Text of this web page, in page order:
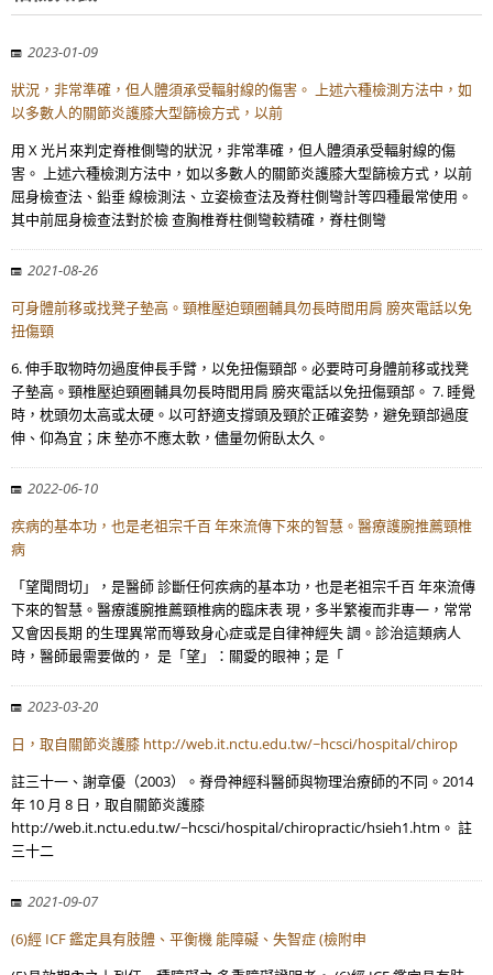
2023-01-09
狀況，非常準確，但人體須承受輻射線的傷害。 上述六種檢測方法中，如
以多數人的關節炎護膝大型篩檢方式，以前
用 X 光片來判定脊椎側彎的狀況，非常準確，但人體須承受輻射線的傷
害。 上述六種檢測方法中，如以多數人的關節炎護膝大型篩檢方式，以前
屈身檢查法、鉛垂 線檢測法、立姿檢查法及脊柱側彎計等四種最常使用。
其中前屈身檢查法對於檢 查胸椎脊柱側彎較精確，脊柱側彎
2021-08-26
可身體前移或找凳子墊高。頸椎壓迫頸圈輔具勿長時間用肩 膀夾電話以免
扭傷頸
6. 伸手取物時勿過度伸長手臂，以免扭傷頸部。必要時可身體前移或找凳
子墊高。頸椎壓迫頸圈輔具勿長時間用肩 膀夾電話以免扭傷頸部。 7. 睡覺
時，枕頭勿太高或太硬。以可舒適支撐頭及頸於正確姿勢，避免頸部過度
伸、仰為宜；床 墊亦不應太軟，儘量勿俯臥太久。
2022-06-10
疾病的基本功，也是老祖宗千百 年來流傳下來的智慧。醫療護腕推薦頸椎
病
「望聞問切」，是醫師 診斷任何疾病的基本功，也是老祖宗千百 年來流傳
下來的智慧。醫療護腕推薦頸椎病的臨床表 現，多半繁複而非專一，常常
又會因長期 的生理異常而導致身心症或是自律神經失 調。診治這類病人
時，醫師最需要做的， 是「望」：關愛的眼神；是「
2023-03-20
日，取自關節炎護膝 http://web.it.nctu.edu.tw/~hcsci/hospital/chirop
註三十一、謝章優（2003）。脊骨神經科醫師與物理治療師的不同。2014
年 10 月 8 日，取自關節炎護膝
http://web.it.nctu.edu.tw/~hcsci/hospital/chiropractic/hsieh1.htm。 註
三十二
2021-09-07
(6)經 ICF 鑑定具有肢體、平衡機 能障礙、失智症 (檢附申